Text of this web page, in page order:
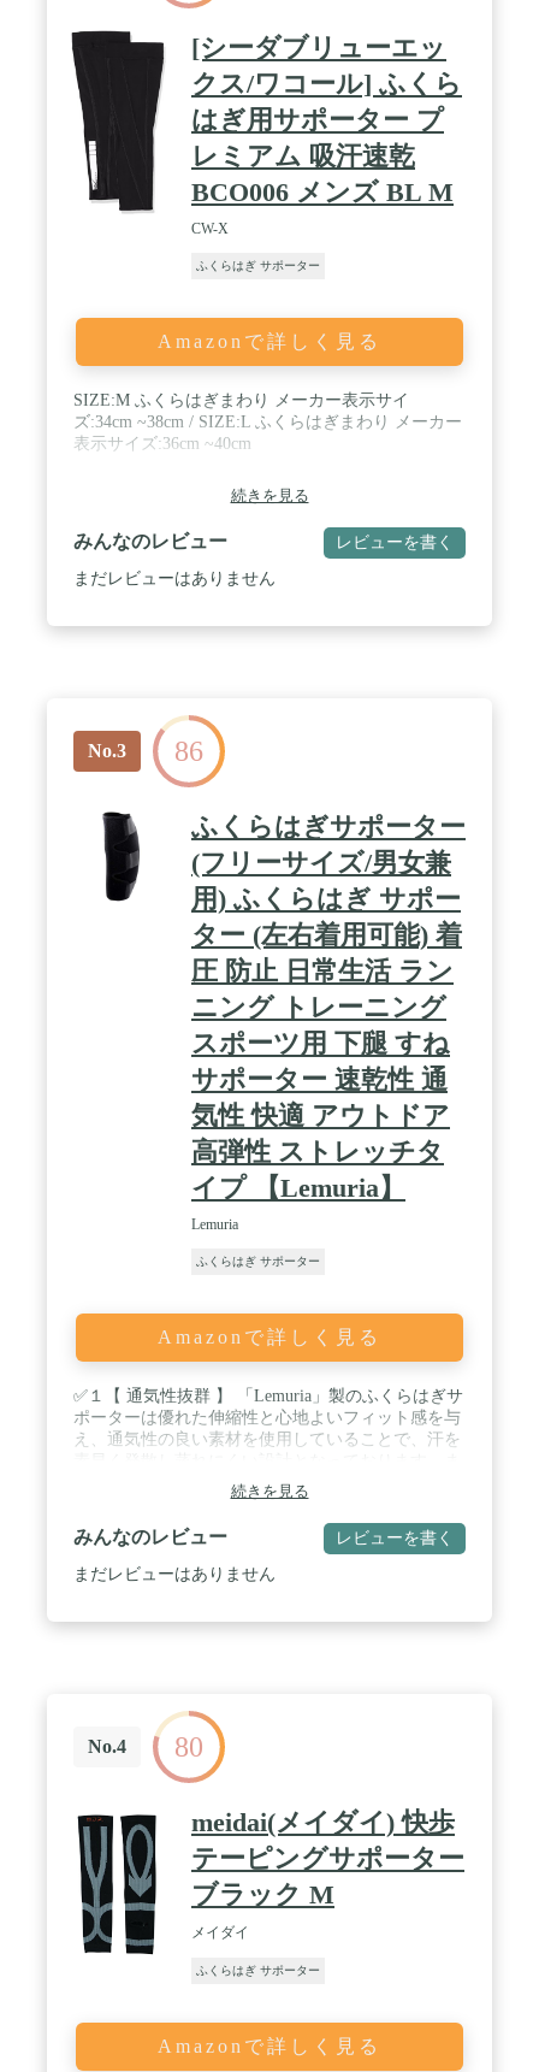
れた伸縮性を持つ繊維、ライクラファイバーを採用
し、快適なフィット感とサポート力を提供します。
※ライクラ（LYCRA）は The LYCRA Company の商
標です。
[シーダブリューエッ
クス/ワコール] ふくら
はぎ用サポーター プ
レミアム 吸汗速乾
BCO006 メンズ BL M
CW-X
ふくらはぎ サポーター
Amazonで詳しく見る
SIZE:M ふくらはぎまわり メーカー表示サイ
ズ:34cm ~38cm / SIZE:L ふくらはぎまわり メーカー
表示サイズ:36cm ~40cm
続きを見る
みんなのレビュー レビューを書く
まだレビューはありません
No.3 86
ふくらはぎサポーター
(フリーサイズ/男女兼
用) ふくらはぎ サポー
ター (左右着用可能) 着
圧 防止 日常生活 ラン
ニング トレーニング
スポーツ用 下腿 すね
サポーター 速乾性 通
気性 快適 アウトドア
高弾性 ストレッチタ
イプ 【Lemuria】
Lemuria
ふくらはぎ サポーター
Amazonで詳しく見る
✅１【 通気性抜群 】 「Lemuria」製のふくらはぎサ
ポーターは優れた伸縮性と心地よいフィット感を与
え、通気性の良い素材を使用していることで、汗を
た、肌ざわりも良く装着の際は、強力テープで誰で
も簡単に装着できるので、お子様からご年配の方ま
で幅広くご利用して頂けます。また、長時間ふくら
はぎサポーターを装着していても通気性が良いの
で、違和感なく快適に過ごせます。さらに、夏場の
フトボール、ゴルフ、ゲートボール、ハンドボー
ル、バレーボール、卓球、相撲、ボクシング、ダン
ス、トランポリン、ダーツ、バトミントン、ラグビ
ー、フットサルなどスポーツ全般で活躍していま
す。また、立ち仕事をしている方や、キッチンで立
っている時間が長い主婦の方、筋力が低下しがちな
ご年配の方など多くの方にご利用頂けるので、幅広
い場面で活躍しています。 / ✅３【 調整可能・フリ
ーサイズ 】 本製品は全面に貼り付け可能になって
いますので、ご自身のふくらはぎのサイズに合わせ
てご自由にサイズ合わせて調整可能です。ふくらは
ぎ周りのサイズは50cmまで調整できます。開口部に
テープがかかってしまう場合には、少しずらしてド
製品は男女兼用になりますので、使わなくなっても
ご家族とシェアしてご利用して頂けるので経済的に
も節約できます。 / ✅４【 水洗い可能 】 本製品の
続きを見る
みんなのレビュー レビューを書く
まだレビューはありません
No.4 80
meidai(メイダイ) 快歩
テーピングサポーター
ブラック M
メイダイ
ふくらはぎ サポーター
Amazonで詳しく見る